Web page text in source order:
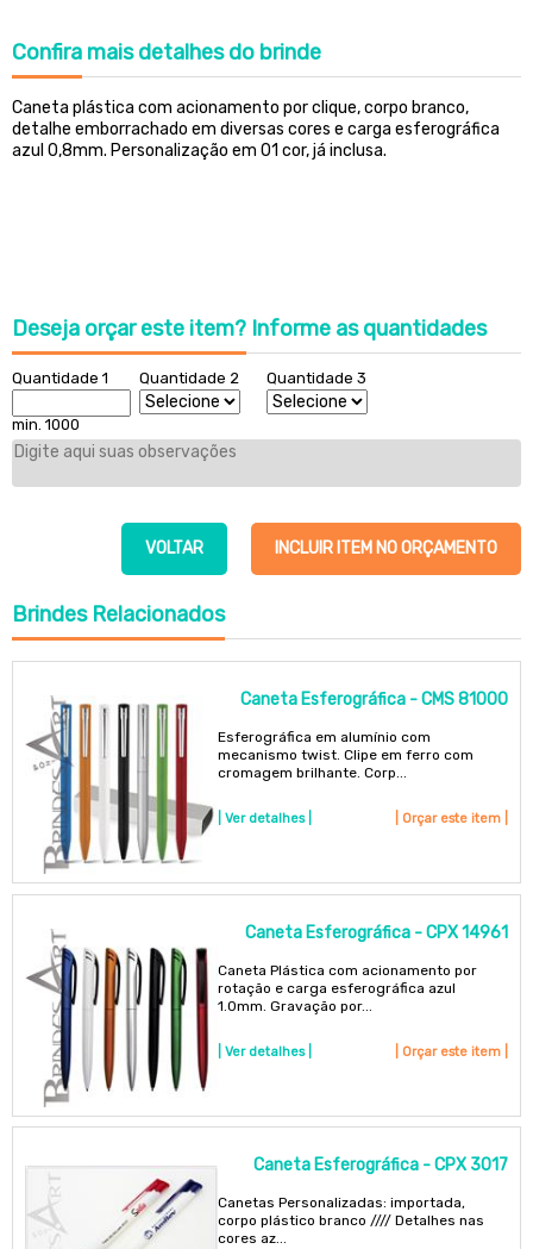
Confira mais detalhes do brinde
Caneta plástica com acionamento por clique,corpo branco,
detalhe emborrachado em diversas cores e carga esferográfica
azul 0,8mm. Personalização em 01 cor, já inclusa.
Deseja orçar este item? Informe as quantidades
Quantidade 1
min. 1000
Quantidade 2 Quantidade 3
INCLUIR ITEM NO ORÇAMENTO
VOLTAR
BrindesRelacionados
Caneta Esferográfica - CMS 81000
Esferográfica em alumínio com
mecanismo twist. Clipe em ferro com
cromagem brilhante. Corp...
| Ver detalhes | | Orçar este item |
Caneta Esferográfica - CPX 14961
Caneta Plástica com acionamento por
rotação e carga esferográfica azul
1.0mm. Gravação por...
| Ver detalhes | | Orçar este item |
Caneta Esferográfica - CPX 3017
Canetas Personalizadas: importada,
corpo plástico branco //// Detalhes nas
cores az...